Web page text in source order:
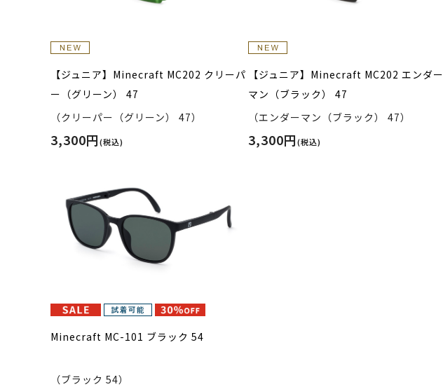
【ジュニア】Minecraft MC202 クリーパ
ー（グリーン） 47
（クリーパー（グリーン） 47）
3,300円(税込)
【ジュニア】Minecraft MC202 エンダー
マン（ブラック） 47
（エンダーマン（ブラック） 47）
3,300円(税込)
Minecraft MC-101 ブラック 54
（ブラック 54）